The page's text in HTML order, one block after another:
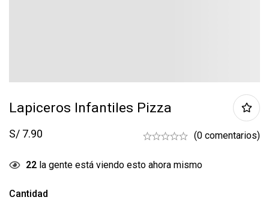
Lapiceros Infantiles Pizza
S/ 7.90 (0 comentarios)
22 la gente está viendo esto ahora mismo
Cantidad